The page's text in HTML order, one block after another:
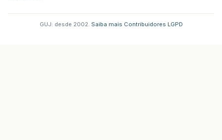
GUJ: desde 2002. Saiba mais Contribuidores LGPD